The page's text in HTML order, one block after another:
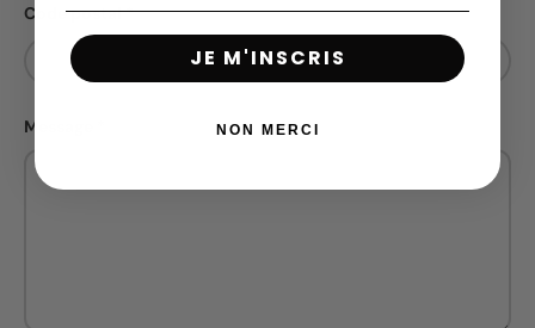
Code postal
Message
JE M'INSCRIS
NON MERCI